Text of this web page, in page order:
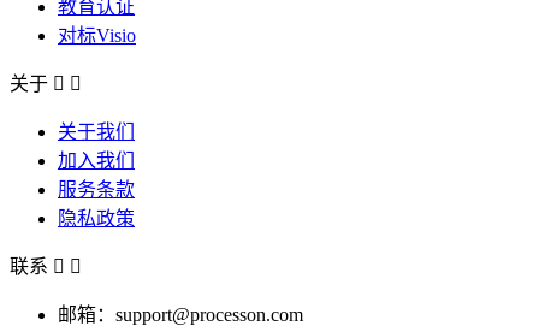
教育认证
对标Visio
关于  
关于我们
加入我们
服务条款
隐私政策
联系  
邮箱：support@processon.com